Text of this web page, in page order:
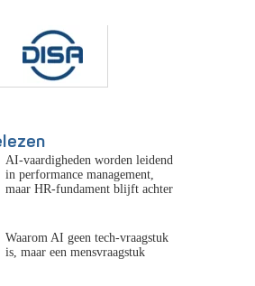
AI-vaardigheden worden leidend
in performance management,
maar HR-fundament blijft achter
Waarom AI geen tech-vraagstuk
is, maar een mensvraagstuk